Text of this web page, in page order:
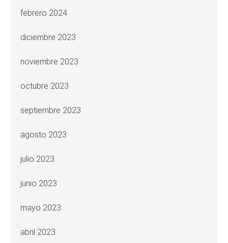
febrero 2024
diciembre 2023
noviembre 2023
octubre 2023
septiembre 2023
agosto 2023
julio 2023
junio 2023
mayo 2023
abril 2023